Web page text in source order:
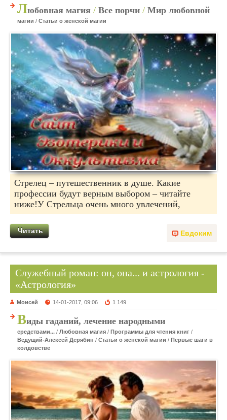
Любовная магия / Все порчи / Мир любовной
магии / Статьи о женской магии
Стрелец – путешественник в душе. Какие
профессии будут верным выбором – читайте
ниже!У Стрельца очень много увлечений,
Евдоким
Читать
Служебный роман: он, она... и астрология -
«Астрология»
Моисей 14-01-2017, 09:06 1 149
Виды гаданий, лечение народными
средствами... / Любовная магия / Программы для чтения книг /
Ведущий-Алексей Дерябин / Статьи о женской магии / Первые шаги в
колдовстве